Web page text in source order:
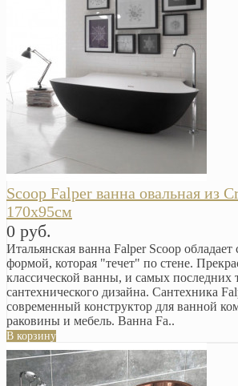
Scoop Falper ванна овальная из
170х95см
0 руб.
Итальянская ванна Falper Scoop обладает
формой, которая "течет" по стене.
классической ванны, и самых последних
сантехнического дизайна. Сантехника
современный конструктор для ванной
раковины и мебель. Ванна Fa..
В корзину